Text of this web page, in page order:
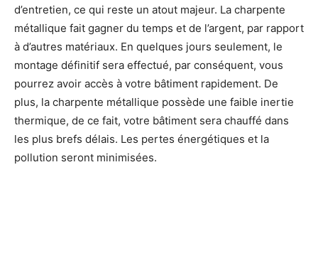
d’entretien, ce qui reste un atout majeur. La charpente
métallique fait gagner du temps et de l’argent, par rapport
à d’autres matériaux. En quelques jours seulement, le
montage définitif sera effectué, par conséquent, vous
pourrez avoir accès à votre bâtiment rapidement. De
plus, la charpente métallique possède une faible inertie
thermique, de ce fait, votre bâtiment sera chauffé dans
les plus brefs délais. Les pertes énergétiques et la
pollution seront minimisées.